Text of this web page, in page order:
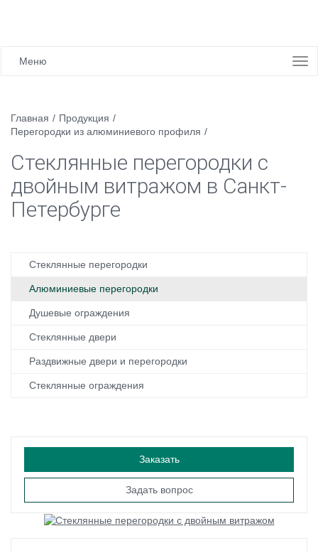
Меню
Главная / Продукция /
Перегородки из алюминиевого профиля /
Стеклянные перегородки с
двойным витражом в Санкт-
Петербурге
Стеклянные перегородки
Алюминиевые перегородки
Душевые ограждения
Стеклянные двери
Раздвижные двери и перегородки
Стеклянные ограждения
Заказать
Задать вопрос